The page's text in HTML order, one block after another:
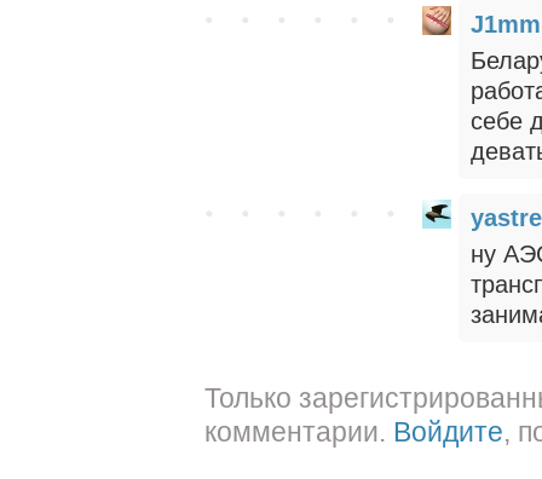
J1mm
себе
ну
Только
комментарии. Войдите,